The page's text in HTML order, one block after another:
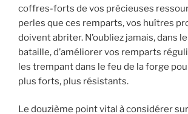
coffres-forts de vos précieuses
perles que ces remparts, vos huîtres
doivent abriter. N’oubliez jamais, dans
bataille, d’améliorer vos remparts
les trempant dans le feu de la forge
plus forts, plus résistants.
Le douzième point vital à considérer